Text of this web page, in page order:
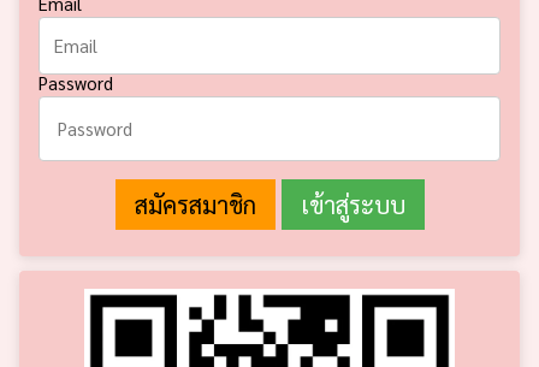
Password
สมัครสมาชิก